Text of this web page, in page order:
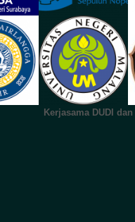
Kerjasama DUDI